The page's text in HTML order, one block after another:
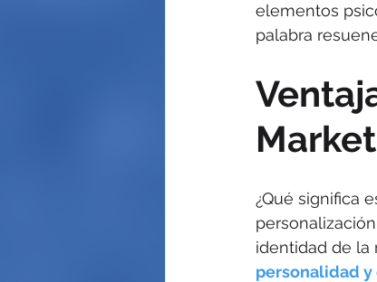
elementos
palabra
¿Qué significa
identidad de la
personalidad y